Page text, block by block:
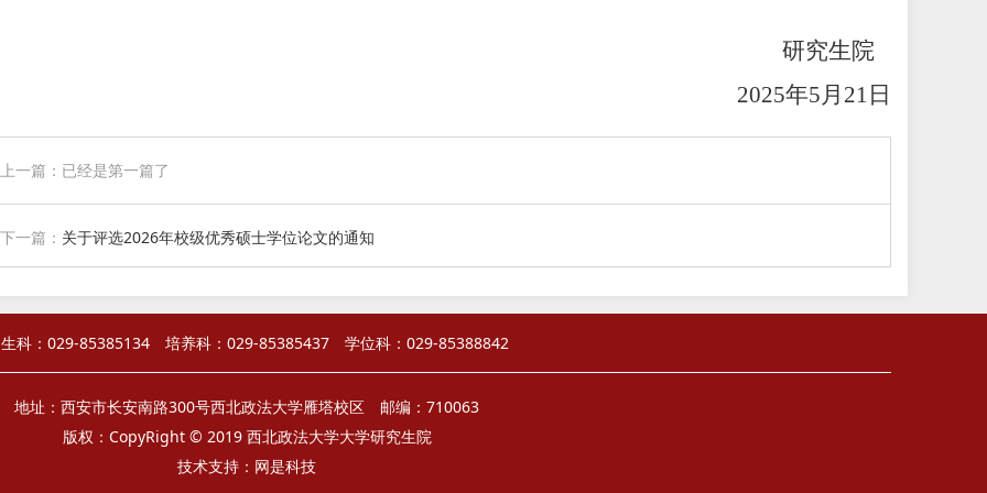
研究生院
2025年5月21日
上一篇：已经是第一篇了
下一篇： 关于评选2026年校级优秀硕士学位论文的通知
科：029-85385134 培养科：029-85385437 学位科：029-85388842
地址：西安市长安南路300号西北政法大学雁塔校区 邮编：710063
版权：CopyRight © 2019 西北政法大学大学研究生院
技术支持： 网是科技